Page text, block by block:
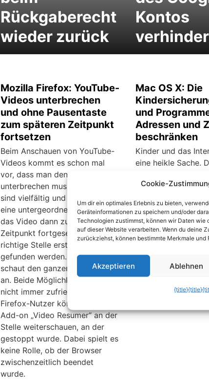
Rückgaberecht
wieder zurück
Kontos
Mozilla Firefox: YouTube-
Videos unterbrechen
und ohne Pausentaste
zum späteren Zeitpunkt
fortsetzen
Beim Anschauen von YouTube-
Videos kommt es schon mal
vor, dass man den Clip
unterbrechen muss. Die Gründe
sind vielfältig und spielen nur
eine untergeordnete Rolle. Wird
das Video dann zum späteren
Zeitpunkt fortgesetzt, muss die
richtige Stelle erst wieder
gefunden werden. Oder man
schaut den ganzen Clip erneut
an. Beide Möglichkeiten sind
nicht immer zufriedenstellend.
Firefox-Nutzer können mit dem
Add-on „Video Resumer“ an der
Stelle weiterschauen, an der
gestoppt wurde. Dabei spielt es
keine Rolle, ob der Browser
zwischenzeitlich beendet
wurde.
Mac OS X: Die
und
Adressen und
beschränken
Kinder und das
eine heikle Sache.
rassistischen
Kleinen vor solchen
Rechner nicht zu
benutzen, können
Benutzerkonten der
Kindersicherung
Cookie-
Um dir ein optimales Erlebnis zu bieten,
Geräteinformationen zu speichern und/oder
Technologien zustimmst, können wir Daten wie
auf dieser Website verarbeiten. Wenn du deine
zurückziehst, können bestimmte Merkmale
Akzeptieren Ablehnen
{title}{title}